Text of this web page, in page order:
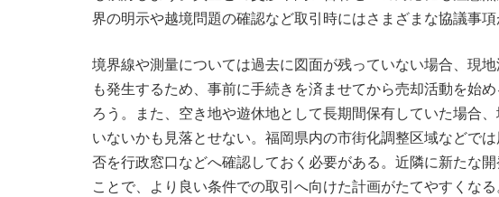
界の明示や越境問題の確認など取引時にはさまざまな協議事項
境界線や測量については過去に図面が残っていない場合、現
も発生するため、事前に手続きを済ませてから売却活動を始
ろう。また、空き地や遊休地として長期間保有していた場合
いないかも見落とせない。福岡県内の市街化調整区域などで
否を行政窓口などへ確認しておく必要がある。近隣に新たな
ことで、より良い条件での取引へ向けた計画がたてやすくなる